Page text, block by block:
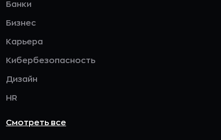
Банки
Бизнес
Карьера
Кибербезопасность
Дизайн
HR
Смотреть все